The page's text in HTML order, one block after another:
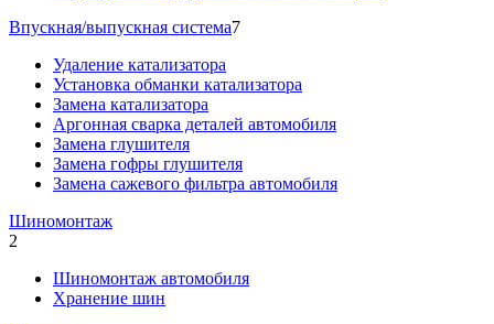
Впускная/выпускная система7
Удаление катализатора
Установка обманки катализатора
Замена катализатора
Аргонная сварка деталей автомобиля
Замена глушителя
Замена гофры глушителя
Замена сажевого фильтра автомобиля
Шиномонтаж
2
Шиномонтаж автомобиля
Хранение шин